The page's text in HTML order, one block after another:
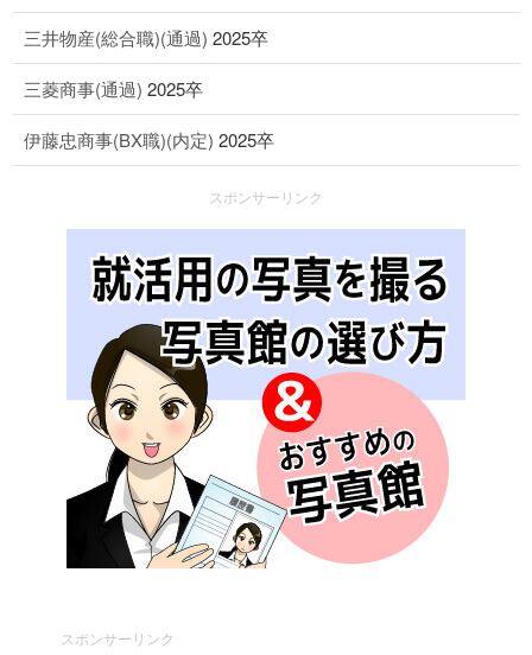
三井物産(総合職)(通過) 2025卒
三菱商事(通過) 2025卒
伊藤忠商事(BX職)(内定) 2025卒
スポンサーリンク
スポンサーリンク